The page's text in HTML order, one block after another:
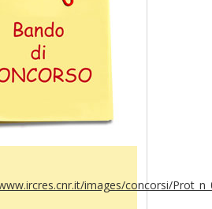
images/concorsi/